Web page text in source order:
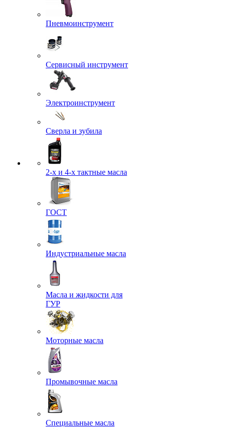
Пневмоинструмент
Сервисный инструмент
Электроинструмент
Сверла и зубила
2-х и 4-х тактные масла
ГОСТ
Индустриальные масла
Масла и жидкости для
ГУР
Моторные масла
Промывочные масла
Специальные масла